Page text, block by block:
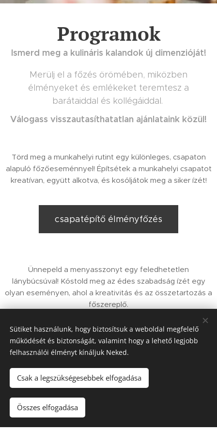
Programok
Ismerd meg a kulináris kalandok új dimenzióját!
Merülj el a főzés örömében, miközben
élményeket és emlékeket teremtesz a
barátaiddal és kollégáiddal.
Válogass visszautasíthatatlan ajánlataink közül!
Törd meg a munkahelyi rutint egy különleges, csapaton
alapuló főzőeseménnyel! Építsétek a munkahelyi csapatot
kreatívan, együtt alkotva, és kosóljátok meg a siker ízét!
csapatépítő élményfőzés
Ünnepeld a menyasszonyt egy feledhetetlen
lánybúcsúval! Kóstold meg az édes szabadság ízét egy
olyan eseményen, ahol a kreativitás és az összetartozás a
főszereplő.
lánybúcsú élményfőzés
csak munka, hanem öröm és alkotás. A professzionális
séfek segítenek neked létrehozni a tökéletes ételt,
miközben vidám pillanatokat és emlékezetes élményeket
Sütiket használunk, hogy biztosítsuk a weboldal megfelelő
működését és biztonságát, valamint hogy a lehető legjobb
felhasználói élményt kínáljuk Neked.
Csak a legszükségesebbek elfogadása
Összes elfogadása